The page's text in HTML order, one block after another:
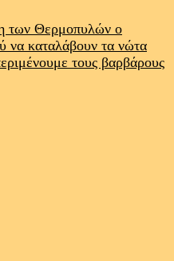
των Θερμοπυλών ο
να καταλάβουν τα νώτα
τους βαρβάρους